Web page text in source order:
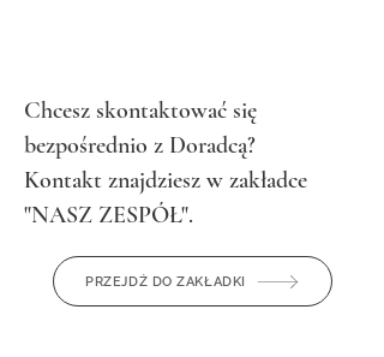
Chcesz skontaktować się
bezpośrednio z Doradcą?
Kontakt znajdziesz w zakładce
"NASZ ZESPÓŁ".
PRZEJDŹ DO ZAKŁADKI